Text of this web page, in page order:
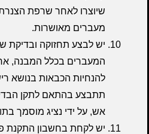
שיוצרו לאחר שרפת
מעברים מאושרות.
יש לבצע תחזוקה ובדיקת
המעברים בכלל המבנה,
להנחיות הכבאות בנושא
תתבצע בהתאם לתקן
אש, על ידי נציג מוסמך
יש לקחת בחשבון התקנת